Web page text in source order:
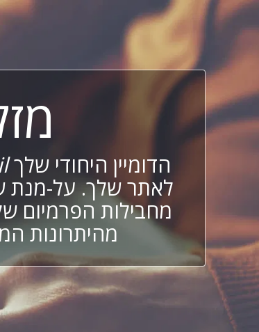
הדומיין היחודי שלך
לאתר שלך. על-מנת
מחבילות הפרמיום
מהיתרונות